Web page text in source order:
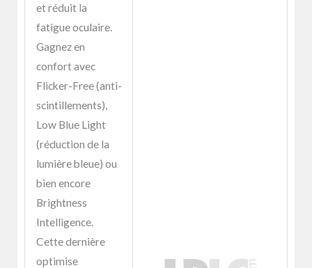
et réduit la
fatigue oculaire.
Gagnez en
confort avec
Flicker-Free (anti-
scintillements),
Low Blue Light
(réduction de la
lumière bleue) ou
bien encore
Brightness
Intelligence.
Cette dernière
optimise